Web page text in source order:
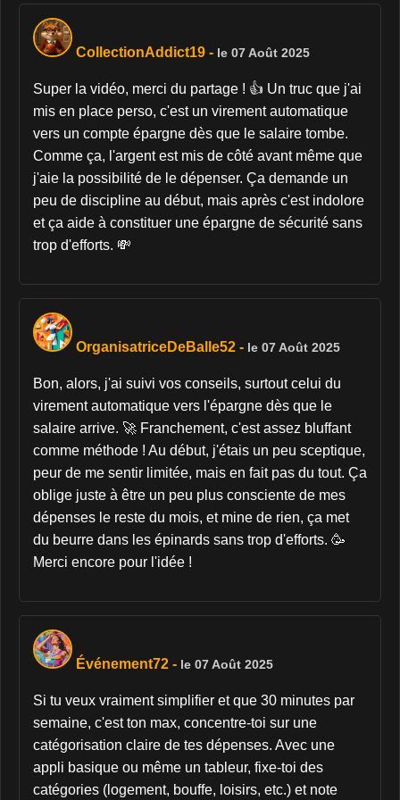
CollectionAddict19 - le 07 Août 2025
Super la vidéo, merci du partage ! 👍 Un truc que j'ai
mis en place perso, c'est un virement automatique
vers un compte épargne dès que le salaire tombe.
Comme ça, l'argent est mis de côté avant même que
j'aie la possibilité de le dépenser. Ça demande un
peu de discipline au début, mais après c'est indolore
et ça aide à constituer une épargne de sécurité sans
trop d'efforts. 💸
OrganisatriceDeBalle52 - le 07 Août 2025
Bon, alors, j'ai suivi vos conseils, surtout celui du
virement automatique vers l'épargne dès que le
salaire arrive. 🚀 Franchement, c'est assez bluffant
comme méthode ! Au début, j'étais un peu sceptique,
peur de me sentir limitée, mais en fait pas du tout. Ça
oblige juste à être un peu plus consciente de mes
dépenses le reste du mois, et mine de rien, ça met
du beurre dans les épinards sans trop d'efforts. 🥳
Merci encore pour l'idée !
Événement72 - le 07 Août 2025
Si tu veux vraiment simplifier et que 30 minutes par
semaine, c'est ton max, concentre-toi sur une
catégorisation claire de tes dépenses. Avec une
appli basique ou même un tableur, fixe-toi des
catégories (logement, bouffe, loisirs, etc.) et note